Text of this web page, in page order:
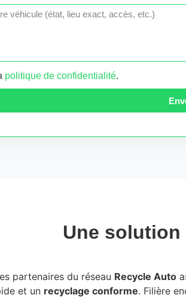
politique de confidentialité.
Une
partenaires du réseau Recycle Auto
et un recyclage conforme. Filière